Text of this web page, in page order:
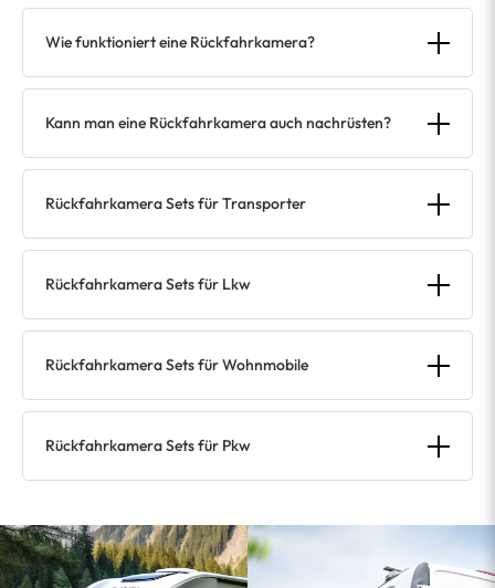
Wie funktioniert eine Rückfahrkamera?
Kann man eine Rückfahrkamera auch nachrüsten?
Rückfahrkamera Sets für Transporter
Rückfahrkamera Sets für Lkw
Rückfahrkamera Sets für Wohnmobile
Rückfahrkamera Sets für Pkw